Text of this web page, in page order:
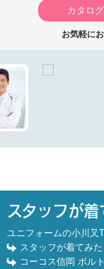
カタロ
お気軽に
スタッフが着
ユニフォームの小川又
スタッフが着てみた
コーコス信岡 ボル